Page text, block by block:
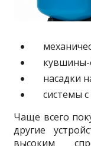
насадки
системы
Чаще всего
другие
высоким